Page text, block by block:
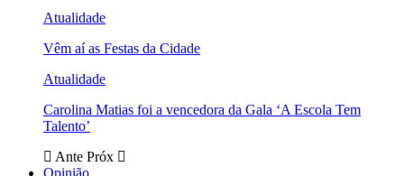
Atualidade
Vêm aí as Festas da Cidade
Atualidade
Carolina Matias foi a vencedora da Gala ‘A Escola Tem
Talento’
Ante Próx
Opinião